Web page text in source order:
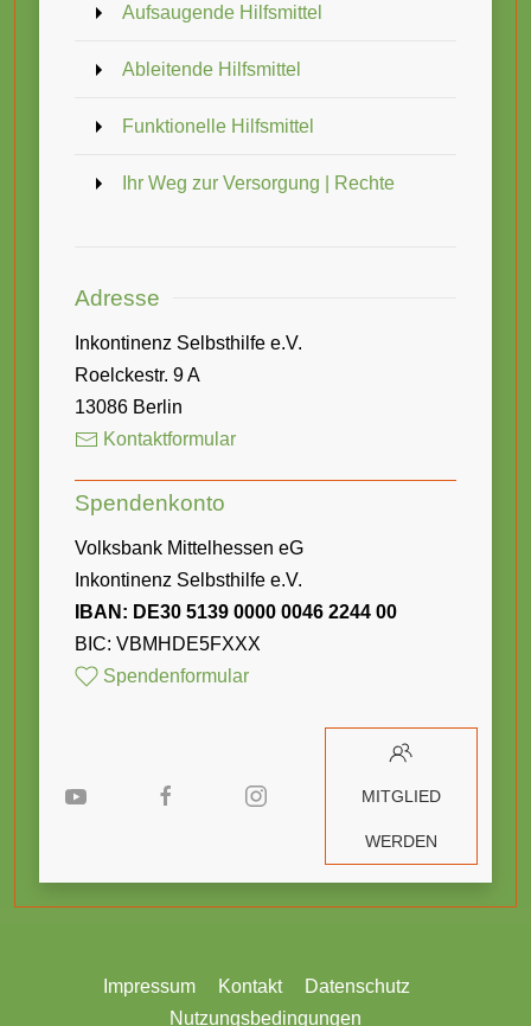
Aufsaugende Hilfsmittel
Ableitende Hilfsmittel
Funktionelle Hilfsmittel
Ihr Weg zur Versorgung | Rechte
Adresse
Inkontinenz Selbsthilfe e.V.
Roelckestr. 9 A
13086 Berlin
Kontaktformular
Spendenkonto
Volksbank Mittelhessen eG
Inkontinenz Selbsthilfe e.V.
IBAN: DE30 5139 0000 0046 2244 00
BIC: VBMHDE5FXXX
Spendenformular
MITGLIED
WERDEN
Impressum Kontakt
Datenschutz
Nutzungsbedingungen